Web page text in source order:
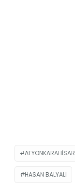
AFYONKARAHISAR
HASAN BALYALI